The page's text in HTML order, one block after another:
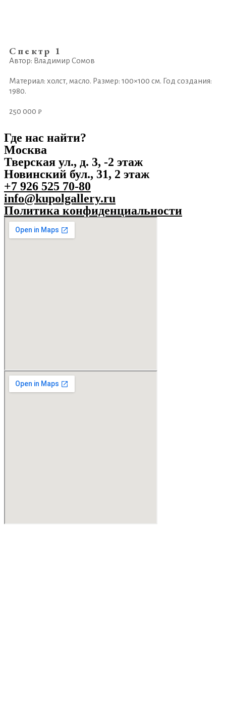
Спектр 1
Автор: Владимир Сомов
Материал: холст, масло. Размер: 100×100 см. Год создания:
1980.
250 000 ₽
Где нас найти?
Москва
Тверская ул., д. 3, -2 этаж
Новинский бул., 31, 2 этаж
+7 926 525 70-80
info@kupolgallery.ru
Политика конфиденциальности